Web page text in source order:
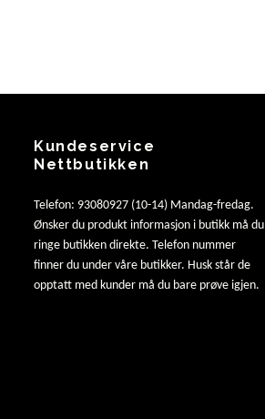
Kundeservice
Nettbutikken
Telefon: 93080927 (10-14) Mandag-fredag.
Ønsker du produkt informasjon i butikk må du
ringe butikken direkte. Telefon nummer
finner du under våre butikker. Husk står de
opptatt med kunder må du bare prøve igjen.